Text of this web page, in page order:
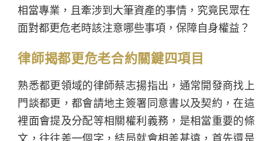
相當專業，且牽涉到大筆資產的事情，究竟民眾在
面對都更危老時該注意哪些事項，保障自身權益？
律師揭都更危老合約關鍵四項目
熟悉都更領域的律師蔡志揚指出，通常開發商找上
門談都更，都會請地主簽署同意書以及契約，在這
裡面會提及分配等相關權利義務，是相當重要的條